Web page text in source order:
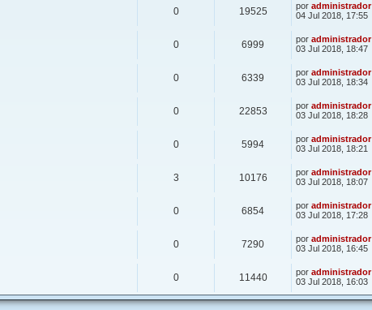
0 19525 por administrador
04 Jul 2018, 17:55
0 6999 por administrador
03 Jul 2018, 18:47
0 6339 por administrador
03 Jul 2018, 18:34
0 22853 por administrador
03 Jul 2018, 18:28
0 5994 por administrador
03 Jul 2018, 18:21
3 10176 por administrador
03 Jul 2018, 18:07
0 6854 por administrador
03 Jul 2018, 17:28
0 7290 por administrador
03 Jul 2018, 16:45
0 11440 por administrador
03 Jul 2018, 16:03